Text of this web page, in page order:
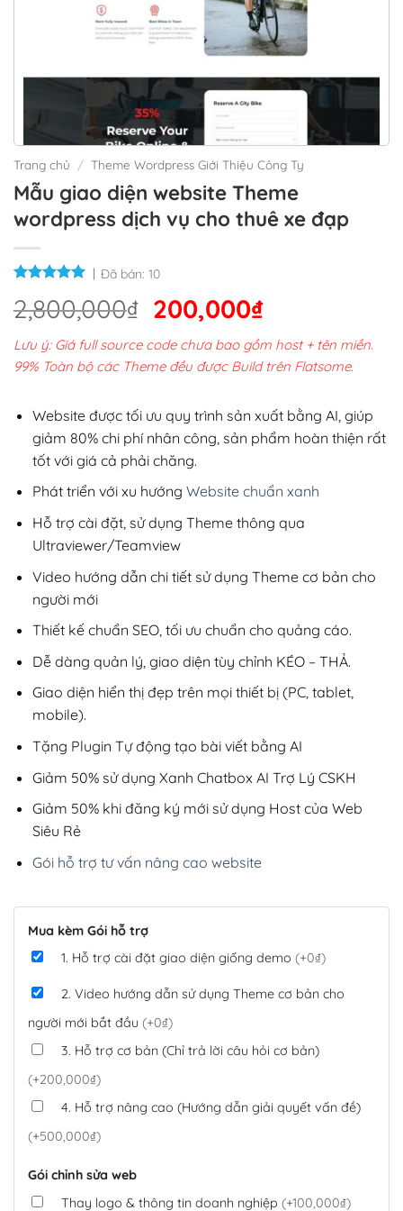
Trang chủ / Theme Wordpress Giới Thiệu Công Ty
Mẫu giao diện website Theme
wordpress dịch vụ cho thuê xe đạp
Đã bán: 10
2,800,000₫ Giá
gốc
là:
2,800,000₫.
200,000₫Giá
hiện
tại
200,000₫.
Lưu ý: Giá full source code chưa bao gồm host + tên miền.
99% Toàn bộ các Theme đều được Build trên Flatsome.
Website được tối ưu quy trình sản xuất bằng AI, giúp
giảm 80% chi phí nhân công, sản phẩm hoàn thiện rất
tốt với giá cả phải chăng.
Phát triển với xu hướng Website chuẩn xanh
Hỗ trợ cài đặt, sử dụng Theme thông qua
Ultraviewer/Teamview
Video hướng dẫn chi tiết sử dụng Theme cơ bản cho
người mới
Thiết kế chuẩn SEO, tối ưu chuẩn cho quảng cáo.
Dễ dàng quản lý, giao diện tùy chỉnh KÉO – THẢ.
Giao diện hiển thị đẹp trên mọi thiết bị (PC, tablet,
mobile).
Tặng Plugin Tự động tạo bài viết bằng AI
Giảm 50% sử dụng Xanh Chatbox AI Trợ Lý CSKH
Giảm 50% khi đăng ký mới sử dụng Host của Web
Siêu Rẻ
Gói hỗ trợ tư vấn nâng cao website
Mua kèm Gói hỗ trợ
1. Hỗ trợ cài đặt giao diện giống demo (+0₫)
2. Video hướng dẫn sử dụng Theme cơ bản cho
người mới bắt đầu (+0₫)
3. Hỗ trợ cơ bản (Chỉ trả lời câu hỏi cơ bản)
(+200,000₫)
4. Hỗ trợ nâng cao (Hướng dẫn giải quyết vấn đề)
(+500,000₫)
Gói chỉnh sửa web
Thay logo & thông tin doanh nghiệp (+100,000₫)